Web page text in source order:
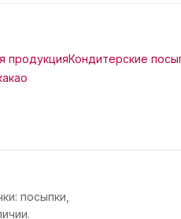
продукцияКондитерские
посыпки,